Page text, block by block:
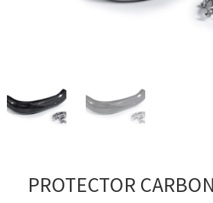
PROTECTOR